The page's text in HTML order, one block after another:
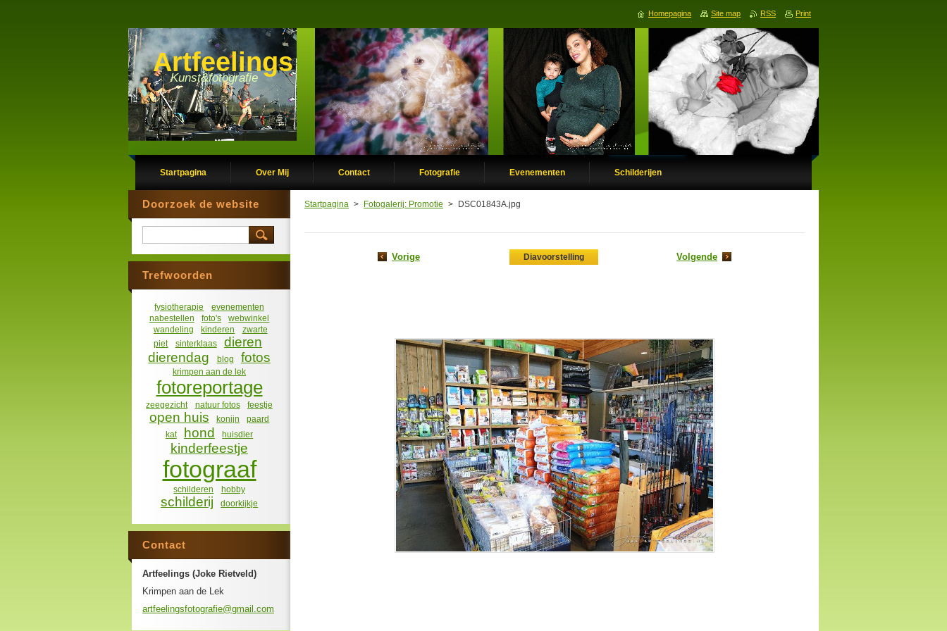
Artfeelings
Kunst&fotografie
Startpagina Over Mij Contact Fotografie Evenementen Schilderijen
Startpagina > Fotogalerij: Promotie > DSC01843A.jpg
Vorige Diavoorstelling Volgende
Doorzoek de website
Trefwoorden
fysiotherapie
evenementen
nabestellen
foto's
webwinkel
wandeling
kinderen
zwarte
piet
sinterklaas
dieren
dierendag
blog fotos
krimpen aan de lek
fotoreportage
zeegezicht natuur fotos feestje
open huis konijn
paard
kat
hond huisdier
kinderfeestje
fotograaf
schilderen hobby
schilderij doorkijkje
Contact
Artfeelings (Joke Rietveld)
Krimpen aan de Lek
artfeelingsfotografie@gmail.com
Homepagina Site map RSS Print